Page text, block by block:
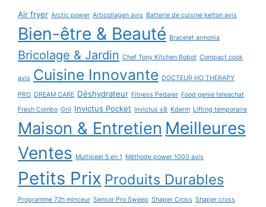
Air fryer Arctic power Articollagen avis Batterie de cuisine kelton avis
Bien-être & Beauté Bracelet armonia
Bricolage & Jardin Chef Tony Kitchen Robot Compact cook
avis Cuisine Innovante DOCTEUR HO THERAPY
PRO DREAM CARE Déshydrateur Fitness Pedaler Food genie teleachat
Fresh Combo Gril Invictus Pocket Invictus x8 Kderm Lifting temporaire
Maison & Entretien Meilleures
Ventes Multipeel 5 en 1 Méthode power 1000 avis
Petits Prix Produits Durables
Programme 72h minceur Sensor Pro Sweep Shaper Cross Shaper cross